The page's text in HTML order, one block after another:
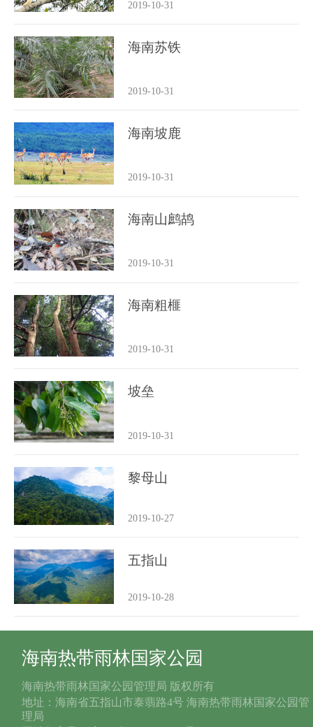
2019-10-31
海南苏铁
2019-10-31
海南坡鹿
2019-10-31
海南山鹧鸪
2019-10-31
海南粗榧
2019-10-31
坡垒
2019-10-31
黎母山
2019-10-27
五指山
2019-10-28
海南热带雨林国家公园
海南热带雨林国家公园管理局 版权所有
地址：海南省五指山市泰翡路4号 海南热带雨林国家公园管
理局